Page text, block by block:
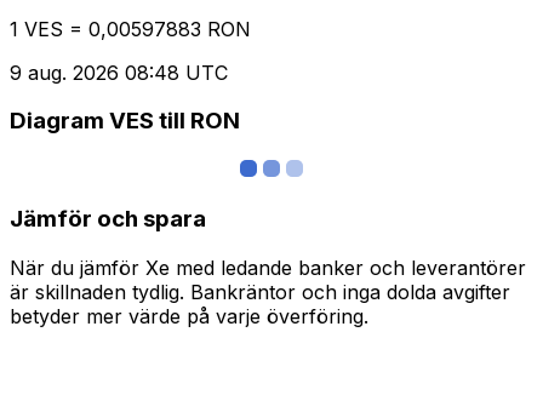
1 VES = 0,00597883 RON
9 aug. 2026 08:48 UTC
Diagram VES till RON
Jämför och spara
När du jämför Xe med ledande banker och leverantörer
är skillnaden tydlig. Bankräntor och inga dolda avgifter
betyder mer värde på varje överföring.